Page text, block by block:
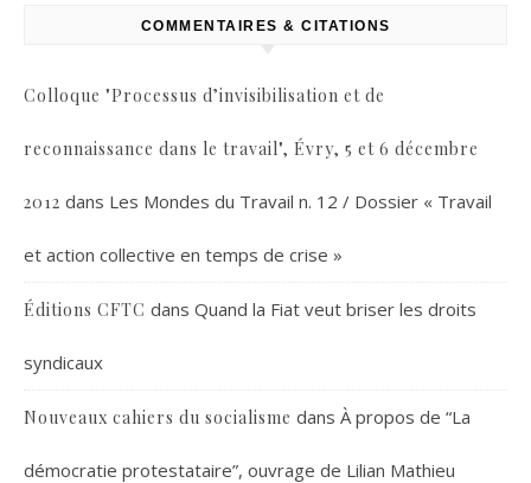
COMMENTAIRES & CITATIONS
Colloque "Processus d’invisibilisation et de
reconnaissance dans le travail", Évry, 5 et 6 décembre
2012 dans Les Mondes du Travail n. 12 / Dossier « Travail
et action collective en temps de crise »
Éditions CFTC dans Quand la Fiat veut briser les droits
syndicaux
Nouveaux cahiers du socialisme dans À propos de “La
démocratie protestataire”, ouvrage de Lilian Mathieu